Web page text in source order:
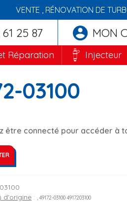
VENTE , RÉNOVATION DE
25 87 MON
Réparation Injecteur
03100
être connecté pour accéder à
d'origine : , 49172-03100 4917203100